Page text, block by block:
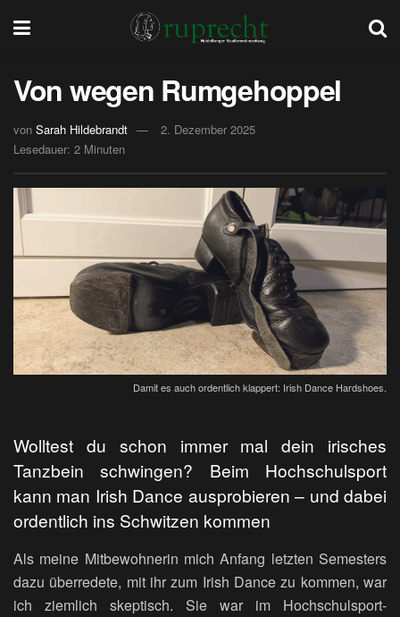
Von wegen Rumgehoppel
von Sarah Hildebrandt
2. Dezember 2025
Lesedauer: 2 Minuten
Damit es auch ordentlich klappert: Irish Dance Hardshoes.
Wolltest du schon immer mal dein irisches
Tanzbein schwingen? Beim Hochschulsport
kann man Irish Dance ausprobieren – und dabei
ordentlich ins Schwitzen kommen
Als meine Mitbewohnerin mich Anfang letzten Semesters
dazu überredete, mit ihr zum Irish Dance zu kommen, war
ich ziemlich skeptisch. Sie war im Hochschulsport-